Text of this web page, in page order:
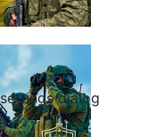
dialog